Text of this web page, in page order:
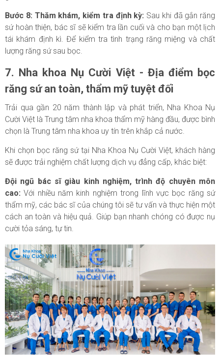
Bước 8: Thăm khám, kiểm tra định kỳ: Sau khi đã gắn răng
sứ hoàn thiện, bác sĩ sẽ kiểm tra lần cuối và cho bạn một lịch
tái khám định kì. Để kiểm tra tình trạng răng miệng và chất
lượng răng sứ sau bọc.
7. Nha khoa Nụ Cười Việt - Địa điểm bọc
răng sứ an toàn, thẩm mỹ tuyệt đối
Trải qua gần 20 năm thành lập và phát triển, Nha Khoa Nụ
Cười Việt là Trung tâm nha khoa thẩm mỹ hàng đầu, được bình
chọn là Trung tâm nha khoa uy tín trên khắp cả nước.
Khi chọn bọc răng sứ tại Nha Khoa Nụ Cười Việt, khách hàng
sẽ được trải nghiệm chất lượng dịch vụ đẳng cấp, khác biệt:
Đội ngũ bác sĩ giàu kinh nghiệm, trình độ chuyên môn
cao: Với nhiều năm kinh nghiệm trong lĩnh vực bọc răng sứ
thẩm mỹ, các bác sĩ của chúng tôi sẽ tư vấn và thực hiện một
cách an toàn và hiệu quả. Giúp bạn nhanh chóng có được nụ
cười tỏa sáng, tự tin.